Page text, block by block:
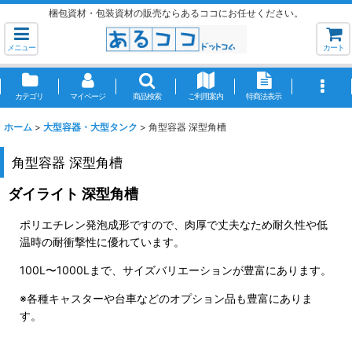
梱包資材・包装資材の販売ならあるココにお任せください。
メニュー カート
カテゴリ マイページ 商品検索 ご利用案内 特商法表示
ホーム > 大型容器・大型タンク > 角型容器 深型角槽
角型容器 深型角槽
ダイライト 深型角槽
ポリエチレン発泡成形ですので、肉厚で丈夫なため耐久性や低
温時の耐衝撃性に優れています。
100L〜1000Lまで、サイズバリエーションが豊富にあります。
※各種キャスターや台車などのオプション品も豊富にありま
す。